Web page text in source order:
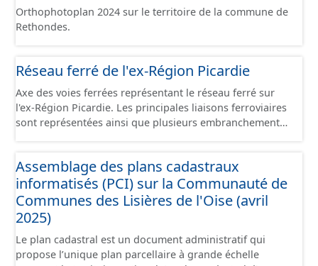
relevés sur les chemins (bois, talus, bande enherbée,
etc.). - Observations : les observations relevées sur les
- Plantations : proposition de plantation de haies (haie
basse, haie mixte, etc.).
Orthophotoplan 2024 sur le territoire de la commune de
Rethondes.
Réseau ferré de l'ex-Région Picardie
Axe des voies ferrées représentant le réseau ferré sur
l'ex-Région Picardie. Les principales liaisons ferroviaires
sont représentées ainsi que plusieurs embranchements
sont désaffectées mais sont toujours physiquement
présentes sur le terrain.
Assemblage des plans cadastraux
informatisés (PCI) sur la Communauté de
Communes des Lisières de l'Oise (avril
2025)
Le plan cadastral est un document administratif qui
propose l’unique plan parcellaire à grande échelle